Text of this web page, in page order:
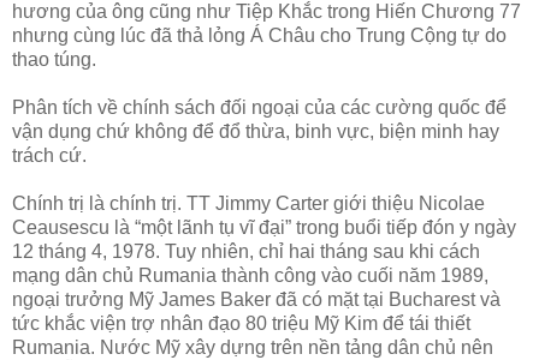
hương của ông cũng như Tiệp Khắc trong Hiến Chương 77
nhưng cùng lúc đã thả lỏng Á Châu cho Trung Cộng tự do
thao túng.
Phân tích về chính sách đối ngoại của các cường quốc để
vận dụng chứ không để đổ thừa, binh vực, biện minh hay
trách cứ.
Chính trị là chính trị. TT Jimmy Carter giới thiệu Nicolae
Ceausescu là “một lãnh tụ vĩ đại” trong buổi tiếp đón y ngày
12 tháng 4, 1978. Tuy nhiên, chỉ hai tháng sau khi cách
mạng dân chủ Rumania thành công vào cuối năm 1989,
ngoại trưởng Mỹ James Baker đã có mặt tại Bucharest và
tức khắc viện trợ nhân đạo 80 triệu Mỹ Kim để tái thiết
Rumania. Nước Mỹ xây dựng trên nền tảng dân chủ nên